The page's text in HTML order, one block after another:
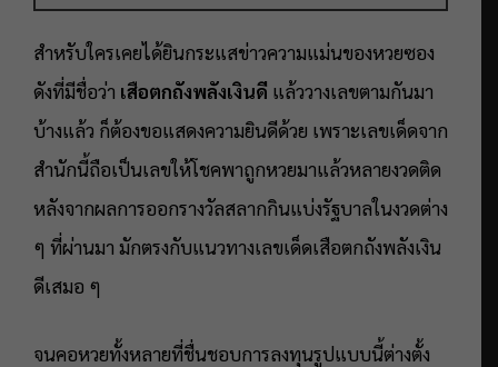
สำหรับใครเคยได้ยินกระแสข่าวความแม่นของหวยซอง
ดังที่มีชื่อว่า เสือตกถังพลังเงินดี แล้ววางเลขตามกันมา
บ้างแล้ว ก็ต้องขอแสดงความยินดีด้วย เพราะเลขเด็ดจาก
สำนักนี้ถือเป็นเลขให้โชคพาถูกหวยมาแล้วหลายงวดติด
หลังจากผลการออกรางวัลสลากกินแบ่งรัฐบาลในงวดต่าง
ๆ ที่ผ่านมา มักตรงกับแนวทางเลขเด็ดเสือตกถังพลังเงิน
ดีเสมอ ๆ
จนคอหวยทั้งหลายที่ชื่นชอบการลงทุนรูปแบบนี้ต่างตั้ง